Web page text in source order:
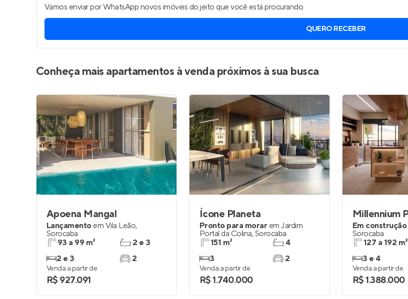
Vamos enviar por WhatsApp novos imóveis do jeito que você está procurando.
QUERO RECEBER
Conheça mais apartamentos à venda próximos à sua busca
Apoena Mangal
Lançamento em Vila Leão,
Sorocaba
93 a 99 m²
2 e 3
2 e 3
2
Venda a partir de
R$ 927.091
Ícone Planeta
Pronto para morar em Jardim
Portal da Colina,Sorocaba
151 m²
3
4
2
Venda a partir de
R$ 1.740.000
Em construção
Sorocaba
127 a 192 m²
3 e 4
Venda a partir de
R$ 1.388.000